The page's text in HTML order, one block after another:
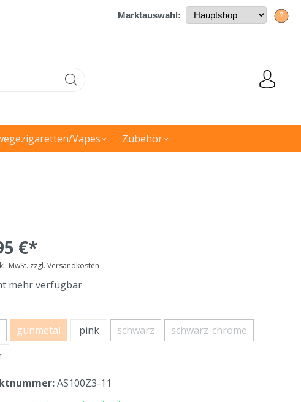
Marktauswahl: ?
Vapes Zubehör
€*
MwSt. zzgl. Versandkosten
mehr verfügbar
gunmetal pink schwarz
schwarz-chrome
AS100Z3-11